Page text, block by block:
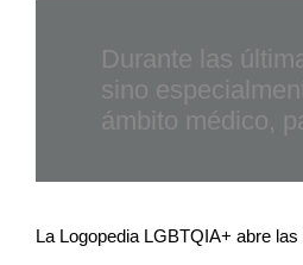
Durante las
sino
ámbito médico,
La Logopedia LGBTQIA+ abre